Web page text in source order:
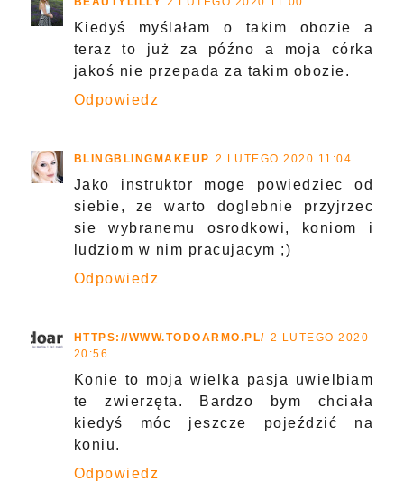
Kiedyś myślałam o takim obozie a
teraz to już za późno a moja córka
jakoś nie przepada za takim obozie.
Odpowiedz
BLINGBLINGMAKEUP 2 LUTEGO 2020 11:04
Jako instruktor moge powiedziec od
siebie, ze warto doglebnie przyjrzec
sie wybranemu osrodkowi, koniom i
ludziom w nim pracujacym ;)
Odpowiedz
HTTPS://WWW.TODOARMO.PL/ 2 LUTEGO 2020
20:56
Konie to moja wielka pasja uwielbiam
te zwierzęta. Bardzo bym chciała
kiedyś móc jeszcze pojeździć na
koniu.
Odpowiedz